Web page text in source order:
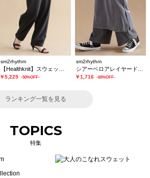
sm2rhythm
￥5,225 -50%OFF-
sm2rhythm
￥1,716 -60%OFF-
ランキング一覧を見る
TOPICS
特集